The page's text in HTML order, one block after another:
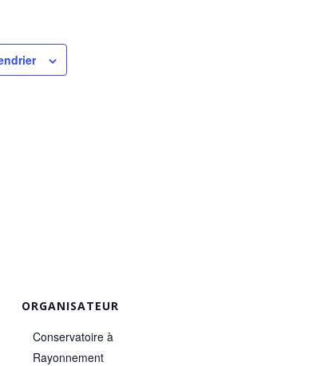
ORGANISATEUR
Conservatoire à
Rayonnement